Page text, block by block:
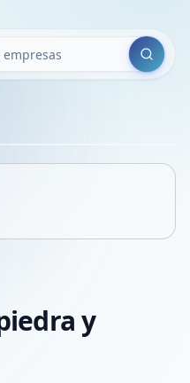
Buscar
y